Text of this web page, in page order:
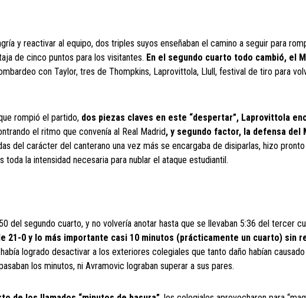
y reactivar al equipo, dos triples suyos enseñaban el camino a seguir para
de cinco puntos para los visitantes. En el segundo cuarto todo cambió, el
con Taylor, tres de Thompkins, Laprovittola, Llull, festival de tiro para
rompió el partido, dos piezas claves en este “despertar”, Laprovittola
el ritmo que convenía al Real Madrid, y segundo factor, la defensa del
del carácter del canterano una vez más se encargaba de disiparlas, hizo
la intensidad necesaria para nublar el ataque estudiantil.
del segundo cuarto, y no volvería anotar hasta que se llevaban 5:36 del tercer
21-0 y lo más importante casi 10 minutos (prácticamente un cuarto) sin
logrado desactivar a los exteriores colegiales que tanto daño habían
los minutos, ni Avramovic lograban superar a sus pares.